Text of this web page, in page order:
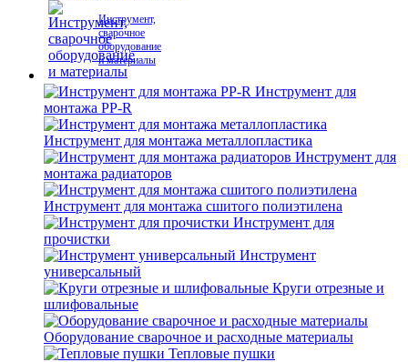
Инструмент,
сварочное
оборудование
и материалы
Инструмент для
монтажа PP-R
Инструмент для монтажа металлопластика
Инструмент для
монтажа радиаторов
Инструмент для монтажа сшитого полиэтилена
Инструмент для
прочистки
Инструмент
универсальный
Круги отрезные и
шлифовальные
Оборудование сварочное и расходные материалы
Тепловые пушки